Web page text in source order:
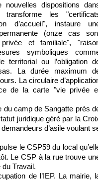
dispositions
transforme les
d’accueil", instaure
(onze cas
et familiale",
symboliques
territorial ou l’obligation
La durée maximum
La circulaire
de la carte "vie privée
camp de Sangatte près
juridique géré par la
d’asile voulant
le CSP59 du local
Le CSP à la rue trouve
Travail.
de l’IEP. La mairie,